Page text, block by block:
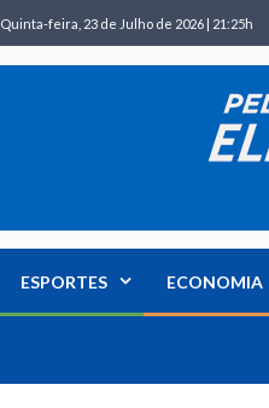
Quinta-feira, 23 de Julho de 2026 | 21:25h
ESPORTES ECONOMIA